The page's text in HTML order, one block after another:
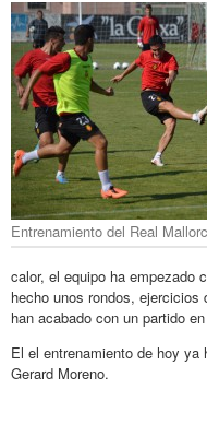
Entrenamiento del Real
calor, el equipo ha empezado
hecho unos rondos,
han acabado con un partido
El el entrenamiento de hoy ya
Gerard Moreno.